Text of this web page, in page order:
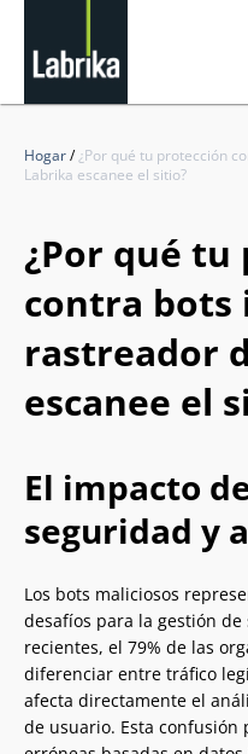
Hogar/¿Por qué tu protección
Labrika escanee el sitio?
¿Por qué tu
contra bots
rastreador
escanee el
El impacto
seguridad y
Los bots maliciosos
desafíos para la gestión
recientes, el 79% de las
diferenciar entre tráfico
afecta directamente el
de usuario. Esta confusión